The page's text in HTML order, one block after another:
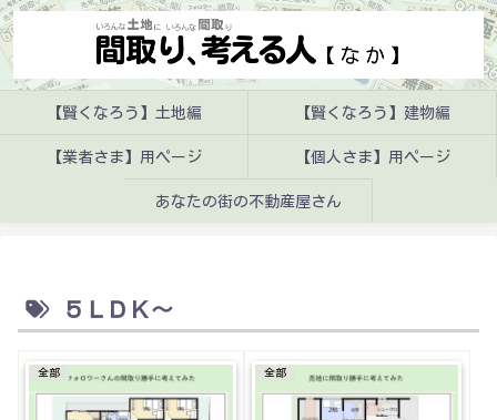
【賢くなろう】土地編 【賢くなろう】建物編
【業者さま】用ページ 【個人さま】用ページ
あなたの街の不動産屋さん
５ＬＤＫ～
全部 全部